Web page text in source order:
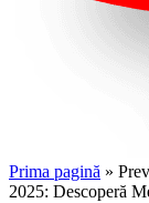
Prima pagină »
2025: Descoperă